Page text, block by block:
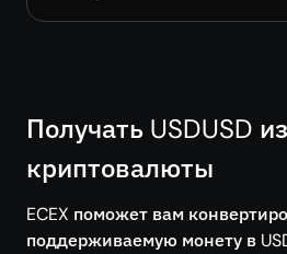
Получать USDUSD
криптовалюты
ECEX поможет вам
поддерживаемую монету в